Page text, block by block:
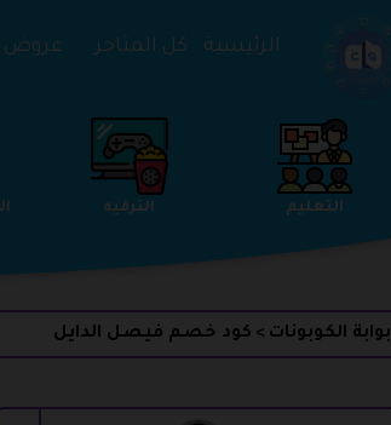
الرئيسية كل المتاجر عروض
التعليم الجمال والعناية
بوابة الكوبونات > كود خصم فيصل الدايل